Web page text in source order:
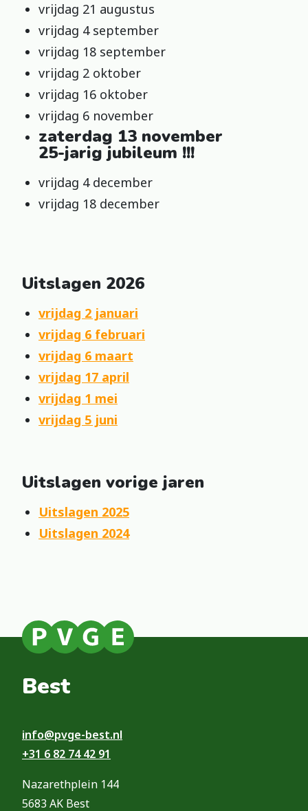
vrijdag 21 augustus
vrijdag 4 september
vrijdag 18 september
vrijdag 2 oktober
vrijdag 16 oktober
vrijdag 6 november
zaterdag 13 november
25-jarig jubileum !!!
vrijdag 4 december
vrijdag 18 december
Uitslagen 2026
vrijdag 2 januari
vrijdag 6 februari
vrijdag 6 maart
vrijdag 17 april
vrijdag 1 mei
vrijdag 5 juni
Uitslagen vorige jaren
Uitslagen 2025
Uitslagen 2024
Best
info@pvge-best.nl
+31 6 82 74 42 91
Nazarethplein 144
5683 AK Best